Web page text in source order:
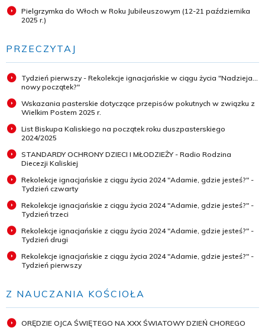
Pielgrzymka do Włoch w Roku Jubileuszowym (12-21 października
2025 r.)
PRZECZYTAJ
Tydzień pierwszy - Rekolekcje ignacjańskie w ciągu życia "Nadzieja...
nowy początek?"
Wskazania pasterskie dotyczące przepisów pokutnych w związku z
Wielkim Postem 2025 r.
List Biskupa Kaliskiego na początek roku duszpasterskiego
2024/2025
STANDARDY OCHRONY DZIECI I MŁODZIEŻY - Radio Rodzina
Diecezji Kaliskiej
Rekolekcje ignacjańskie z ciągu życia 2024 "Adamie, gdzie jesteś?" -
Tydzień czwarty
Rekolekcje ignacjańskie z ciągu życia 2024 "Adamie, gdzie jesteś?" -
Tydzień trzeci
Rekolekcje ignacjańskie z ciągu życia 2024 "Adamie, gdzie jesteś?" -
Tydzień drugi
Rekolekcje ignacjańskie z ciągu życia 2024 "Adamie, gdzie jesteś?" -
Tydzień pierwszy
Z NAUCZANIA KOŚCIOŁA
ORĘDZIE OJCA ŚWIĘTEGO NA XXX ŚWIATOWY DZIEŃ CHOREGO